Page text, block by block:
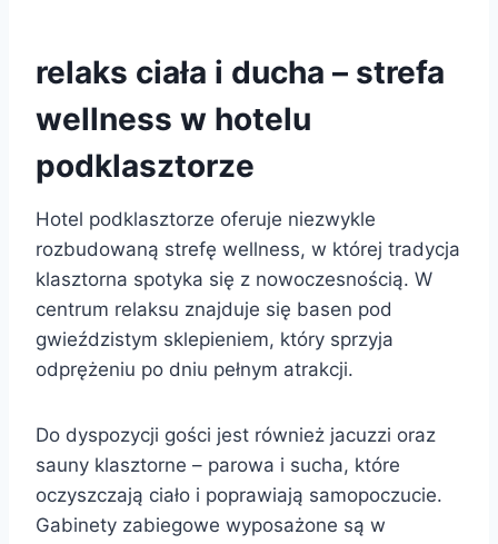
relaks ciała i ducha – strefa
wellness w hotelu
podklasztorze
Hotel podklasztorze oferuje niezwykle
rozbudowaną strefę wellness, w której tradycja
klasztorna spotyka się z nowoczesnością. W
centrum relaksu znajduje się basen pod
gwieździstym sklepieniem, który sprzyja
odprężeniu po dniu pełnym atrakcji.
Do dyspozycji gości jest również jacuzzi oraz
sauny klasztorne – parowa i sucha, które
oczyszczają ciało i poprawiają samopoczucie.
Gabinety zabiegowe wyposażone są w